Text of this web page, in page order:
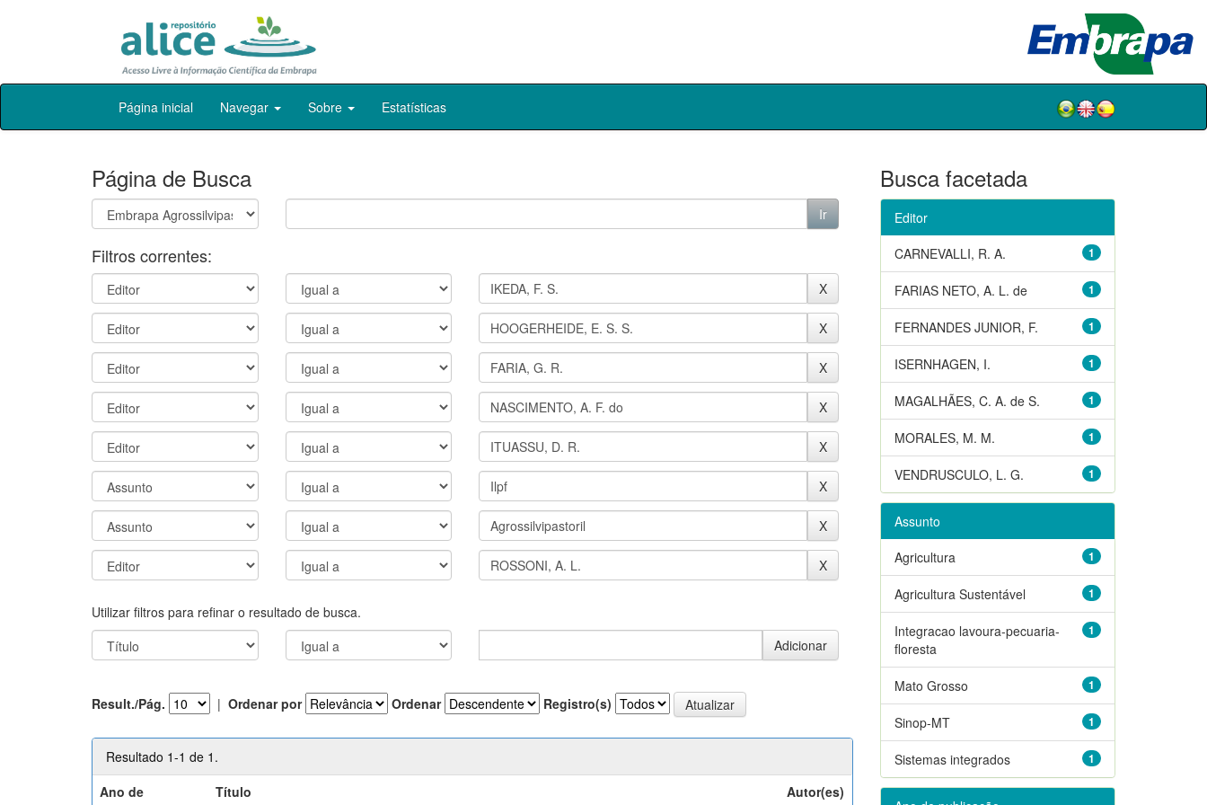
Skip
Página inicial Navegar Sobre Estatísticas
Página de Busca
Filtros correntes:
Utilizar filtros para refinar o resultado de busca.
Result./Pág. | Ordenar por Ordenar Registro(s)
Resultado 1-1 de 1.
Ano de
Título Autor(es)
Busca facetada
Editor
1
CARNEVALLI, R. A.
1
FARIAS NETO, A. L. de
1
FERNANDES JUNIOR, F.
1
ISERNHAGEN, I.
1
MAGALHÃES, C. A. de S.
1
MORALES, M. M.
1
VENDRUSCULO, L. G.
Assunto
1
Agricultura
1
Agricultura Sustentável
1
Integracao lavoura-pecuaria-
floresta
1
Mato Grosso
1
Sinop-MT
1
Sistemas integrados